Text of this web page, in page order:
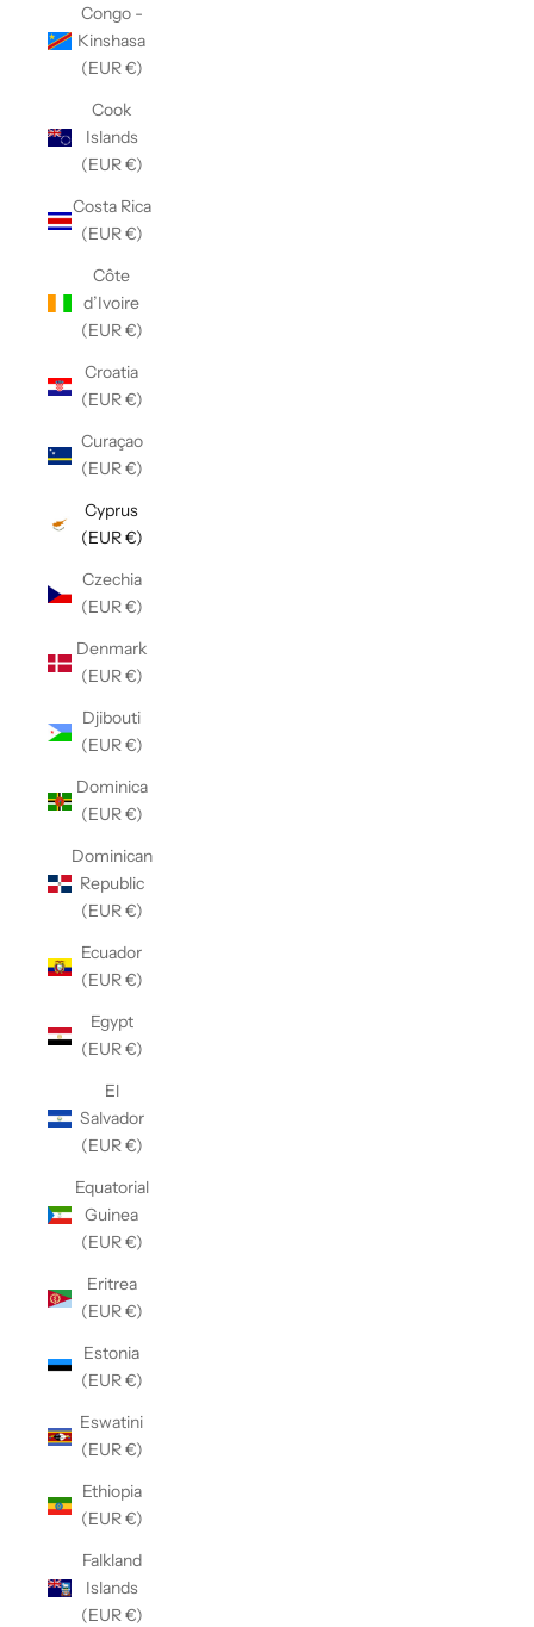
Congo -
Kinshasa
(EUR €)
Cook
Islands
(EUR €)
Costa Rica
(EUR €)
Côte
d’Ivoire
(EUR €)
Croatia
(EUR €)
Curaçao
(EUR €)
Cyprus
(EUR €)
Czechia
(EUR €)
Denmark
(EUR €)
Djibouti
(EUR €)
Dominica
(EUR €)
Dominican
Republic
(EUR €)
Ecuador
(EUR €)
Egypt
(EUR €)
El
Salvador
(EUR €)
Equatorial
Guinea
(EUR €)
Eritrea
(EUR €)
Estonia
(EUR €)
Eswatini
(EUR €)
Ethiopia
(EUR €)
Falkland
Islands
(EUR €)